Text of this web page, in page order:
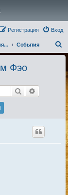
Вход
Регистрация
Квесты, события, репутации События
о
Фэо
Поиск